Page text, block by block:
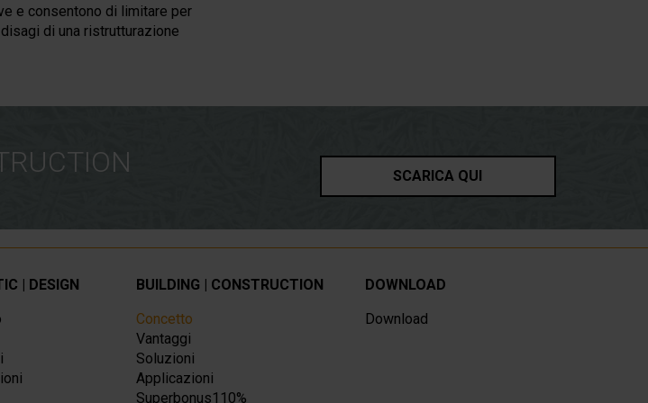
e consentono di limitare per
di una ristrutturazione
SCARICA QUI
| DESIGN
BUILDING | CONSTRUCTION
Concetto
Vantaggi
Soluzioni
Applicazioni
Superbonus110%
DOWNLOAD
Download